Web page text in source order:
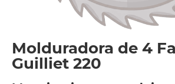
Molduradora de 4
Guilliet 220